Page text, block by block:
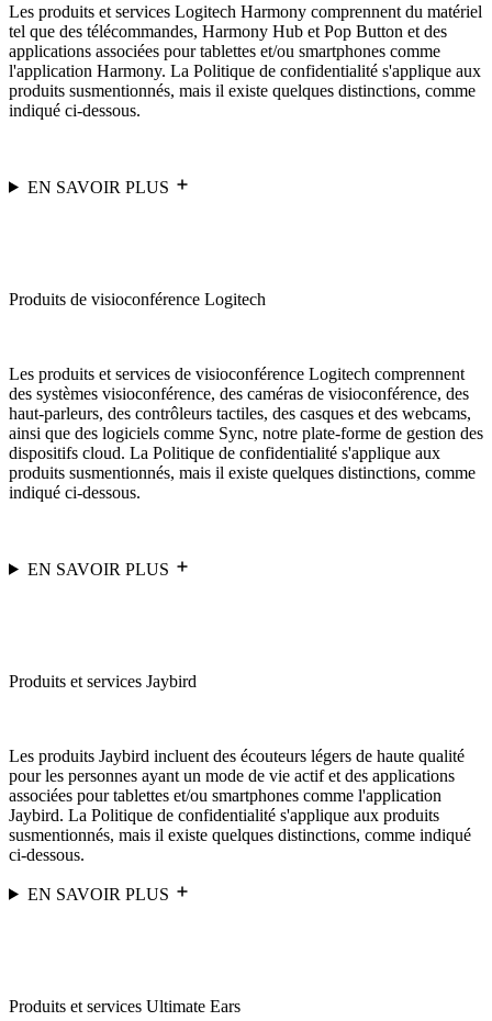
Les produits et services Logitech Harmony comprennent du matériel
tel que des télécommandes, Harmony Hub et Pop Button et des
applications associées pour tablettes et/ou smartphones comme
l'application Harmony. La Politique de confidentialité s'applique aux
produits susmentionnés, mais il existe quelques distinctions, comme
indiqué ci-dessous.
EN SAVOIR PLUS
Produits de visioconférence Logitech
Les produits et services de visioconférence Logitech comprennent
des systèmes visioconférence, des caméras de visioconférence, des
haut-parleurs, des contrôleurs tactiles, des casques et des webcams,
ainsi que des logiciels comme Sync, notre plate-forme de gestion des
dispositifs cloud. La Politique de confidentialité s'applique aux
produits susmentionnés, mais il existe quelques distinctions, comme
indiqué ci-dessous.
EN SAVOIR PLUS
Produits et services Jaybird
Les produits Jaybird incluent des écouteurs légers de haute qualité
pour les personnes ayant un mode de vie actif et des applications
associées pour tablettes et/ou smartphones comme l'application
Jaybird. La Politique de confidentialité s'applique aux produits
susmentionnés, mais il existe quelques distinctions, comme indiqué
ci-dessous.
EN SAVOIR PLUS
Produits et services Ultimate Ears